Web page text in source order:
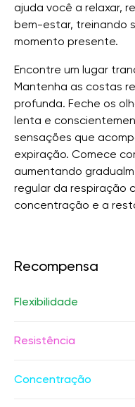
ajuda você a relaxar,
bem-estar, treinando
momento presente.
Encontre um lugar
Mantenha as costas
profunda. Feche os
lenta e
sensações que
expiração. Comece
aumentando
regular da respiração
concentração e a
Recompensa
Flexibilidade
Resistência
Concentração